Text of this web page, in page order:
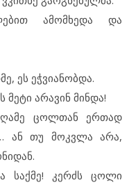
ამომხედა და
ეს ეჭვიანობდა.
მეტი არავინ მინდა!
ცოლთან ერთად
ან თუ მოკვლა არა,
საქმე! კერძს ცოლი